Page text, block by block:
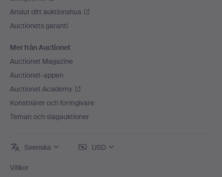
Anslut ditt auktionshus
Auctionets garanti
Mer från Auctionet
Auctionet Magazine
Auctionet-appen
Auctionet Academy
Konstnärer och formgivare
Teman och slagauktioner
Svenska USD
Villkor